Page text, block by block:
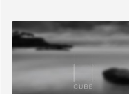
Cube